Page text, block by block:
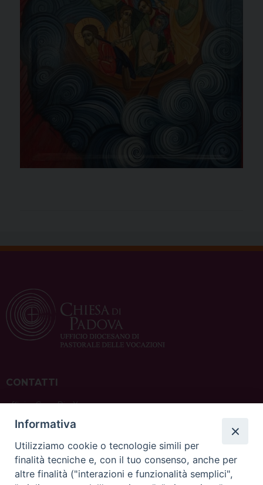
CONTATTI
ufficio: Casa Pio X
via Bonporti, 20 – 35141 Padova
tel: +39 351 619 2354
e mail:ufficiovocazionipadova@gmail.com
Informativa
Utilizziamo cookie o tecnologie simili per
finalità tecniche e, con il tuo consenso, anche per
altre finalità ("interazioni e funzionalità semplici",